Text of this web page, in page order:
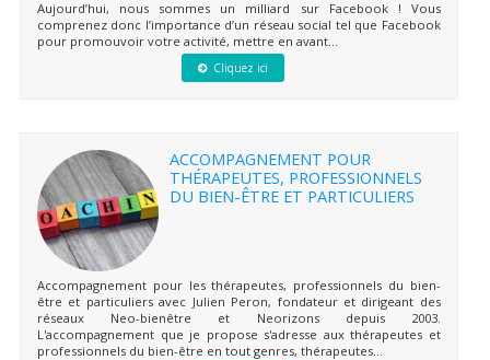
Aujourd’hui, nous sommes un milliard sur Facebook ! Vous
comprenez donc l’importance d’un réseau social tel que Facebook
pour promouvoir votre activité, mettre en avant...
Cliquez ici
ACCOMPAGNEMENT POUR
THÉRAPEUTES, PROFESSIONNELS
DU BIEN-ÊTRE ET PARTICULIERS
Accompagnement pour les thérapeutes, professionnels du bien-
être et particuliers avec Julien Peron, fondateur et dirigeant des
réseaux Neo-bienêtre et Neorizons depuis 2003.
L'accompagnement que je propose s'adresse aux thérapeutes et
professionnels du bien-être en tout genres, thérapeutes...